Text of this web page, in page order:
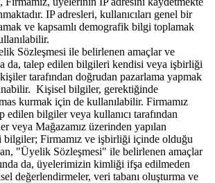
IP adresleri, kullanıcıları genel bir
ve kapsamlı demografik bilgi toplamak
Sözleşmesi ile belirlenen amaçlar ve
da, talep edilen bilgileri kendisi veya işbirliği
tarafından doğrudan pazarlama yapmak
Kişisel bilgiler, gerektiğinde
kurmak için de kullanılabilir. Firmamız
edilen bilgiler veya kullanıcı tarafından
veya Mağazamız üzerinden yapılan
Firmamız ve işbirliği içinde olduğu
"Üyelik Sözleşmesi" ile belirlenen amaçlar
da, üyelerimizin kimliği ifşa edilmeden
değerlendirmeler, veri tabanı oluşturma ve